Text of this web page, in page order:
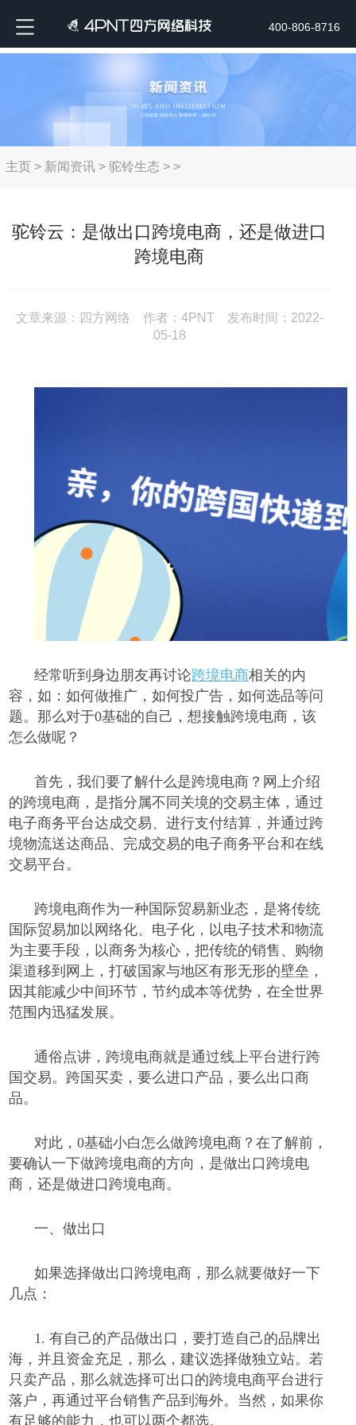
400-806-8716
主页> 新闻资讯> 驼铃生态 > >
驼铃云：是做出口跨境电商，还是做进口
跨境电商
文章来源：四方网络 作者：4PNT 发布时间：2022-
05-18
经常听到身边朋友再讨论跨境电商相关的内
容，如：如何做推广，如何投广告，如何选品等问
题。那么对于0基础的自己，想接触跨境电商，该
怎么做呢？
首先，我们要了解什么是跨境电商？网上介绍
的跨境电商，是指分属不同关境的交易主体，通过
电子商务平台达成交易、进行支付结算，并通过跨
境物流送达商品、完成交易的电子商务平台和在线
交易平台。
跨境电商作为一种国际贸易新业态，是将传统
国际贸易加以网络化、电子化，以电子技术和物流
为主要手段，以商务为核心，把传统的销售、购物
渠道移到网上，打破国家与地区有形无形的壁垒，
因其能减少中间环节，节约成本等优势，在全世界
范围内迅猛发展。
通俗点讲，跨境电商就是通过线上平台进行跨
国交易。跨国买卖，要么进口产品，要么出口商
品。
对此，0基础小白怎么做跨境电商？在了解前，
要确认一下做跨境电商的方向，是做出口跨境电
商，还是做进口跨境电商。
一、做出口
如果选择做出口跨境电商，那么就要做好一下
几点：
1.有自己的产品做出口，要打造自己的品牌出
海，并且资金充足，那么，建议选择做独立站。若
只卖产品，那么就选择可出口的跨境电商平台进行
落户，再通过平台销售产品到海外。当然，如果你
有足够的能力，也可以两个都选。